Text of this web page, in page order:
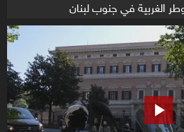
الغربية في جنوب لبنان